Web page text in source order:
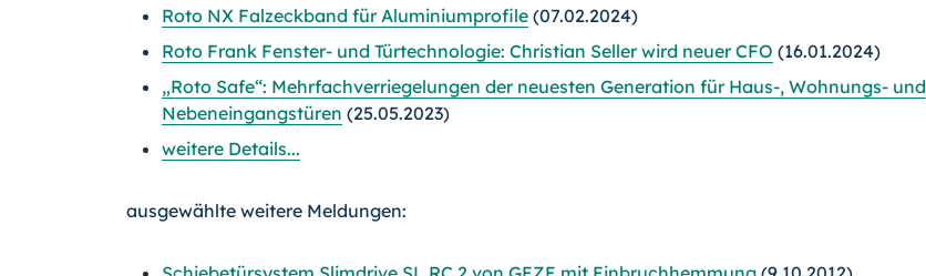
Roto NX Falzeckband für Aluminiumprofile (07.02.2024)
Roto Frank Fenster- und Türtechnologie: Christian Seller wird neuer CFO (16.01.2024)
„Roto Safe“: Mehrfachverriegelungen der neuesten Generation für Haus-, Wohnungs- und
Nebeneingangstüren (25.05.2023)
weitere Details...
ausgewählte weitere Meldungen: